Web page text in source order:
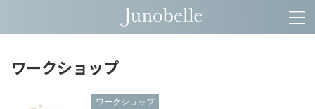
ワークショップ
ワークショップ